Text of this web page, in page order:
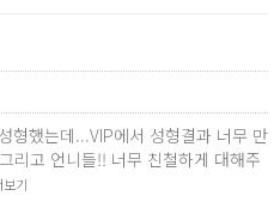
형했는데...VIP에서 성형결과 너무 만
리고 언니들!! 너무 친철하게 대해주
보기